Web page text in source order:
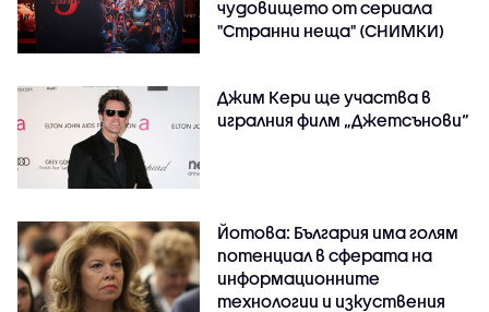
чудовището от сериала
"Странни неща" (СНИМКИ)
Джим Кери ще участва в
игралния филм „Джетсънови“
Йотова: България има голям
потенциал в сферата на
информационните
технологии и изкуствения